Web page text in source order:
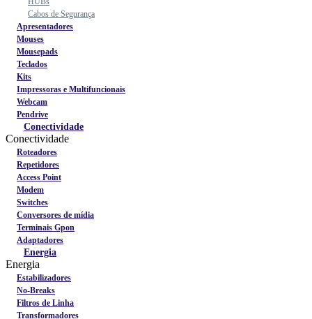
Cabos de Segurança
Apresentadores
Mouses
Mousepads
Teclados
Kits
Impressoras e Multifuncionais
Webcam
Pendrive
Conectividade
Conectividade
Roteadores
Repetidores
Access Point
Modem
Switches
Conversores de mídia
Terminais Gpon
Adaptadores
Energia
Energia
Estabilizadores
No-Breaks
Filtros de Linha
Transformadores